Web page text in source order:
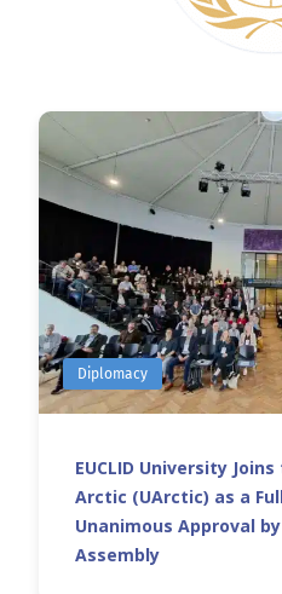
Diplomacy
EUCLID University
Arctic (UArctic) as a
Unanimous Approval
Assembly